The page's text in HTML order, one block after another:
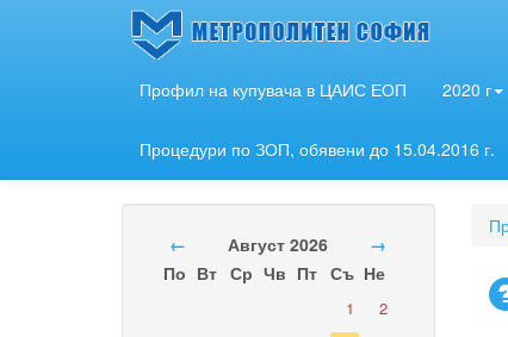
Профил на купувача в ЦАИС ЕОП 2020 г
Процедури по ЗОП, обявени до 15.04.2016 г.
← Август 2026
→
По Вт Ср Чв Пт Съ Не
1
2